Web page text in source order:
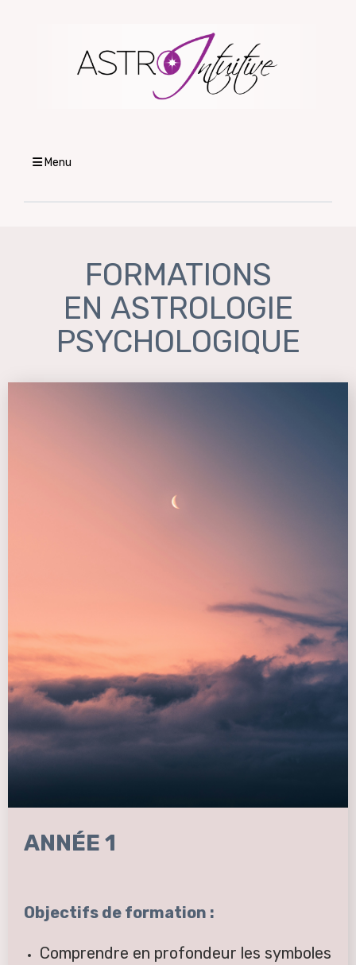
Menu
FORMATIONS
EN ASTROLOGIE
PSYCHOLOGIQUE
ANNÉE 1
Objectifs de formation :
Comprendre en profondeur les symboles